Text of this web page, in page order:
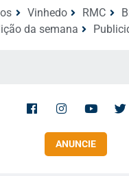
Vinhedo RMC
da semana
ANUNCIE